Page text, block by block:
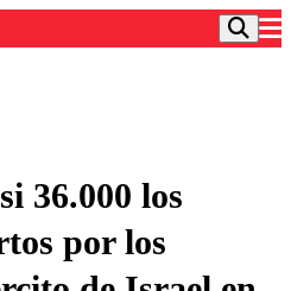
TV
36.000 los
por los